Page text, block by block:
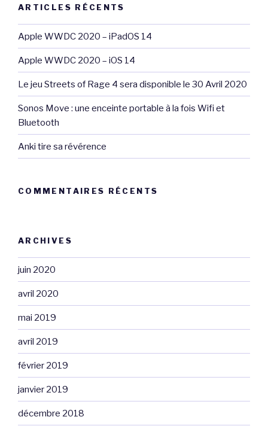
ARTICLES RÉCENTS
Apple WWDC 2020 – iPadOS 14
Apple WWDC 2020 – iOS 14
Le jeu Streets of Rage 4 sera disponible le 30 Avril 2020
Sonos Move : une enceinte portable à la fois Wifi et
Bluetooth
Anki tire sa révérence
COMMENTAIRES RÉCENTS
ARCHIVES
juin 2020
avril 2020
mai 2019
avril 2019
février 2019
janvier 2019
décembre 2018